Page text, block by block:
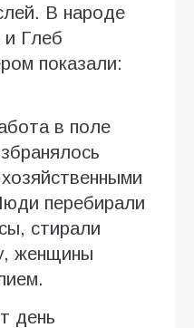
В народе
и Глеб
показали:
в поле
перебирали
стирали
женщины
день